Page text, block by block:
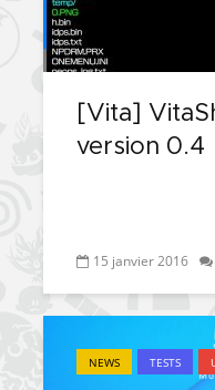
[Vita]
version 0.4
15 janvier 2016
NEWS TESTS